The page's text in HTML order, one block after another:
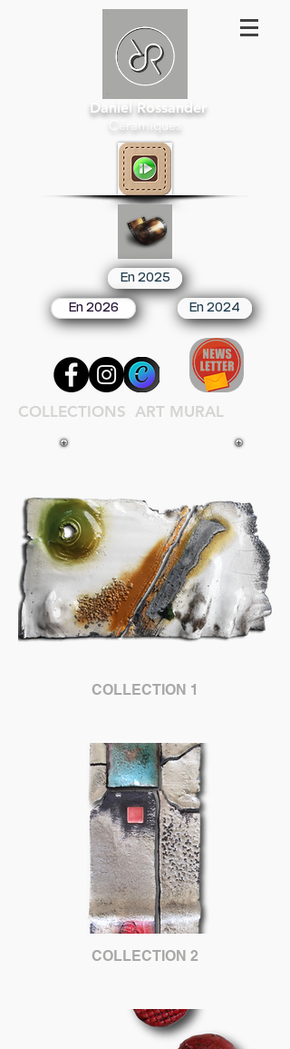
Daniel Rossander
Céramiques
En 2025
En 2026 En 2024
COLLECTIONS ART MURAL
COLLECTION 1
COLLECTION 2